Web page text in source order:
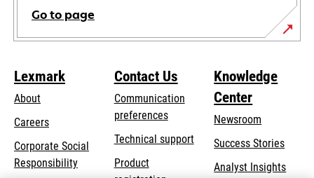
Go to page
Lexmark
About
Careers
Corporate Social
Responsibilityopens
Contact Us
Communication
preferences
Technical supportopens
Product
Knowledge
Center
Newsroom
Success Stories
Analyst Insights